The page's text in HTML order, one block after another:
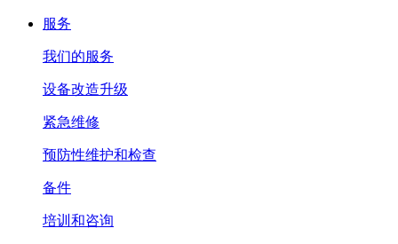
服务
我们的服务
设备改造升级
紧急维修
预防性维护和检查
备件
培训和咨询